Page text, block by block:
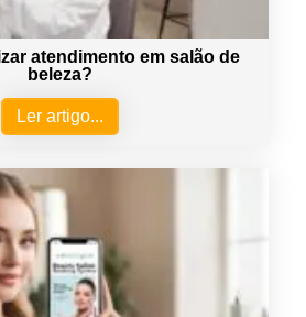
atendimento em salão de
beleza?
Ler artigo...